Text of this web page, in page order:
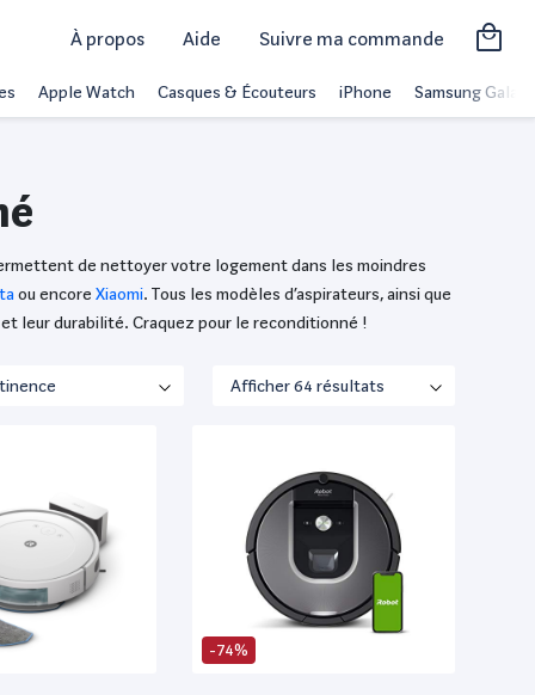
À propos Aide Suivre ma commande
Apple Watch Casques & Écouteurs iPhone Samsung Galaxy
de nettoyer votre logement dans les moindres
ou encore Xiaomi. Tous les modèles d’aspirateurs, ainsi que
leur durabilité. Craquez pour le reconditionné !
-74%